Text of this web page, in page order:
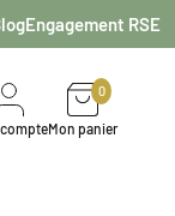
Engagement RSE
0
Mon panier